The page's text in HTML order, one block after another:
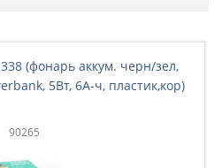
(фонарь аккум. черн/зел,
5Вт, 6A-ч, пластик,кор)
90265